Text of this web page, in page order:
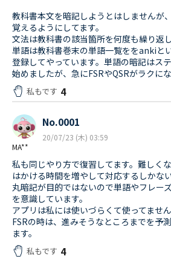
教科書本文を暗記しようとはしませんが
覚えるようにしてます。
文法は教科書の該当箇所を何度も繰り返
単語は教科書巻末の単語一覧ををankiと
登録してやっています。単語の暗記はス
始めましたが、急にFSRやQSRがラクにな
私もです 4
MA**
No.0001
20/07/23 (木) 03:59
私も同じやり方で復習してます。難しく
はかける時間を増やして対応するしかな
丸暗記が目的ではないので単語やフレー
を意識しています。
アプリは私には使いづらくて使ってません
FSRの時は、進みそうなところまでを予
ます。
私もです 4